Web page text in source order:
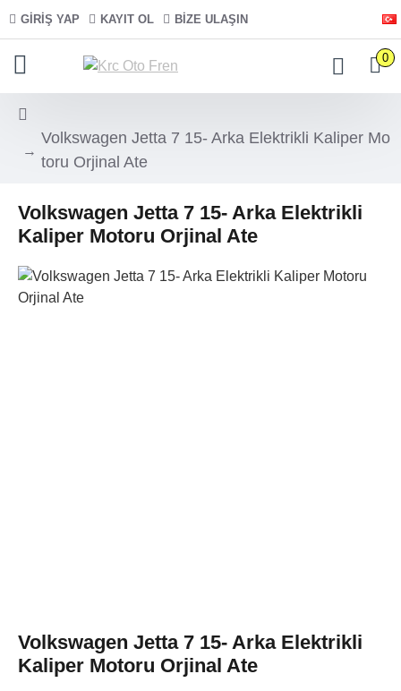
GIRIŞ YAP KAYIT OL BIZE ULAŞIN
0
Volkswagen Jetta 7 15- Arka Elektrikli Kaliper Mo
toru Orjinal Ate
Volkswagen Jetta 7 15- Arka Elektrikli
Kaliper Motoru Orjinal Ate
Volkswagen Jetta 7 15- Arka Elektrikli
Kaliper Motoru Orjinal Ate